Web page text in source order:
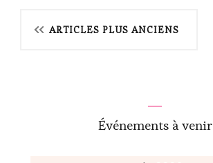
Navigation
ARTICLES PLUS ANCIENS
Événements à venir